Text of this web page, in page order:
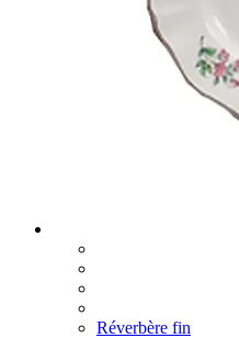
Réverbère fin